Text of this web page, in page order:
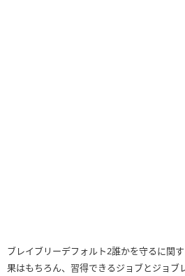
ブレイブリーデフォルト2誰かを守るに関
果はもちろん、習得できるジョブとジョブ